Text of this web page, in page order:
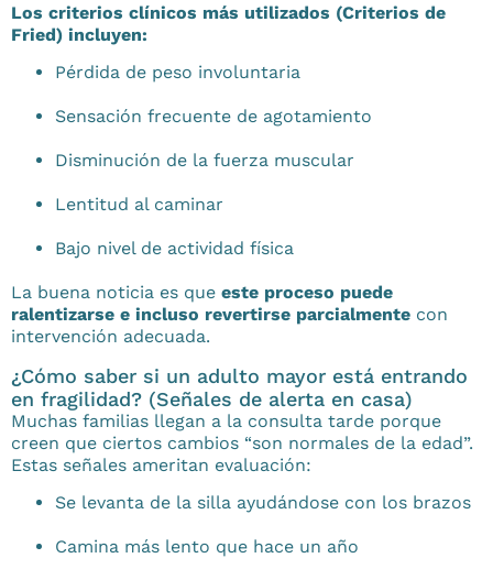
Los criterios clínicos más utilizados (Criterios de
Fried) incluyen:
Pérdida de peso involuntaria
Sensación frecuente de agotamiento
Disminución de la fuerza muscular
Lentitud al caminar
Bajo nivel de actividad física
La buena noticia es que este proceso puede
ralentizarse e incluso revertirse parcialmente con
intervención adecuada.
¿Cómo saber si un adulto mayor está entrando
en fragilidad? (Señales de alerta en casa)
Muchas familias llegan a la consulta tarde porque
creen que ciertos cambios “son normales de la edad”.
Estas señales ameritan evaluación:
Se levanta de la silla ayudándose con los brazos
Camina más lento que hace un año